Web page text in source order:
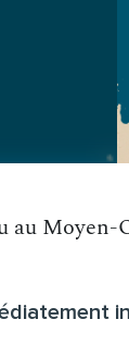
au